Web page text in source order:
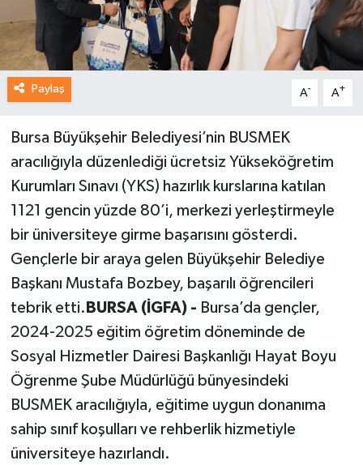
Paylaş A- A+
Bursa Büyükşehir Belediyesi’nin BUSMEK
aracılığıyla düzenlediği ücretsiz Yükseköğretim
Kurumları Sınavı (YKS) hazırlık kurslarına katılan
1121 gencin yüzde 80’i, merkezi yerleştirmeyle
bir üniversiteye girme başarısını gösterdi.
Gençlerle bir araya gelen Büyükşehir Belediye
Başkanı Mustafa Bozbey, başarılı öğrencileri
tebrik etti. BURSA (İGFA) - Bursa’da gençler,
2024-2025 eğitim öğretim döneminde de
Sosyal Hizmetler Dairesi Başkanlığı Hayat Boyu
Öğrenme Şube Müdürlüğü bünyesindeki
BUSMEK aracılığıyla, eğitime uygun donanıma
sahip sınıf koşulları ve rehberlik hizmetiyle
üniversiteye hazırlandı.